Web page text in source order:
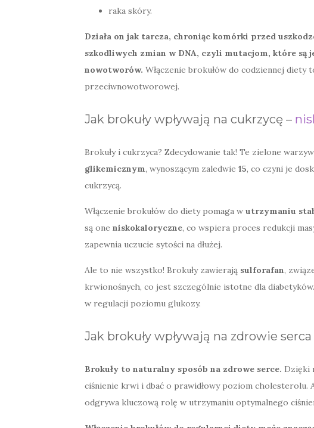
raka skóry.
Działa on jak tarcza, chroniąc komórki przed
szkodliwych zmian w DNA, czyli mutacjom, które są
nowotworów. Włączenie brokułów do codziennej
przeciwnowotworowej.
Jak brokuły wpływają na cukrzycę –
Brokuły i cukrzyca? Zdecydowanie tak! Te zielone
glikemicznym, wynoszącym zaledwie 15, co czyni je
cukrzycą.
Włączenie brokułów do diety pomaga w utrzymaniu
są one niskokaloryczne, co wspiera proces redukcji
zapewnia uczucie sytości na dłużej.
Ale to nie wszystko! Brokuły zawierają sulforafan,
krwionośnych, co jest szczególnie istotne dla
w regulacji poziomu glukozy.
Jak brokuły wpływają na zdrowie
Brokuły to naturalny sposób na zdrowe serce. Dzięki
ciśnienie krwi i dbać o prawidłowy poziom
odgrywa kluczową rolę w utrzymaniu optymalnego